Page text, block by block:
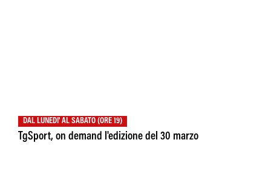
DAL LUNEDI' AL SABATO (ORE 19)
TgSport, on demand l'edizione del 30 marzo